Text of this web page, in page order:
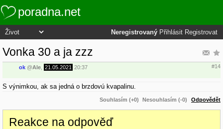
poradna.net
Neregistrovaný Přihlásit Registrovat
Vonka 30 a ja zzz
ok @Ale 21.05.2021 20:37 #14
S výnimkou, ak sa jedná o brzdovú kvapalinu.
Souhlasím (+0) Nesouhlasím (-0) Odpovědět
Reakce na odpověď